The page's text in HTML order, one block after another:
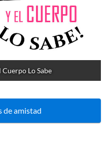
Cuerpo Lo Sabe
de amistad